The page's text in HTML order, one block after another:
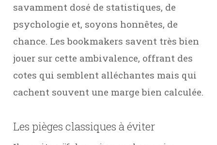
savamment dosé de statistiques, de
psychologie et, soyons honnêtes, de
chance. Les bookmakers savent très bien
jouer sur cette ambivalence, offrant des
cotes qui semblent alléchantes mais qui
cachent souvent une marge bien calculée.
Les pièges classiques à éviter